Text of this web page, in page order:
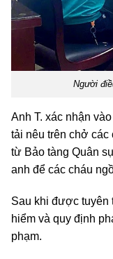
Người
Anh T. xác nhận
tải nêu trên chở
từ Bảo tàng Quân
anh để các cháu
Sau khi được tuyên
hiểm và quy định
phạm.